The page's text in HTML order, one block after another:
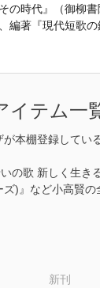
の時代』（御柳
編著『現代短歌
文から引用してい
イテム一
本棚登録してい
の歌 新しく生き
)』など小高賢
新刊